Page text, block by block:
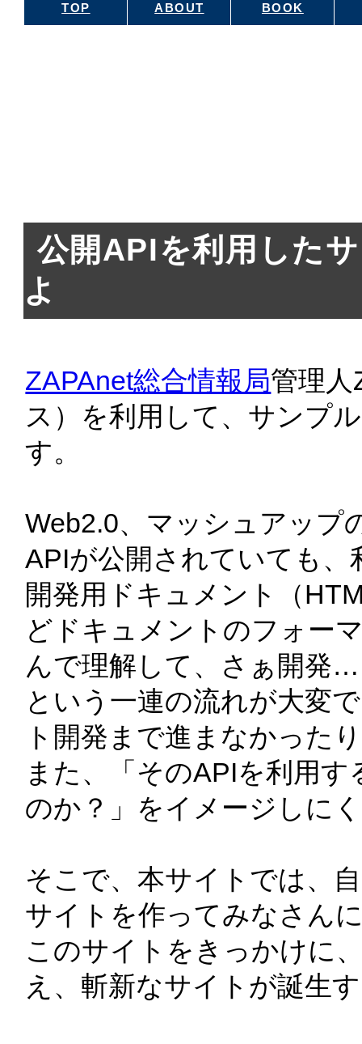
TOP ABOUT BOOK
公開APIを利用した
よ
ZAPAnet総合情報局管理人
ス）を利用して、サンプ
す。
Web2.0、マッシュアップ
APIが公開されていても
開発用ドキュメント（
どドキュメントのフォー
んで理解して、さぁ開発
という一連の流れが大変
ト開発まで進まなかった
また、「そのAPIを利用
のか？」をイメージしに
そこで、本サイトでは、
サイトを作ってみなさん
このサイトをきっかけに
え、斬新なサイトが誕生